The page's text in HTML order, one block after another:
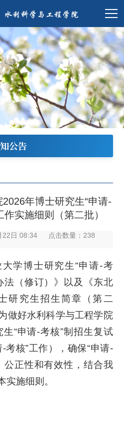
公告
年博士研究生“申请-
实施细则（第二批）
22日 08:34 点击数量： 238
学博士研究生“申请-考
法（修订）》以及《东北
研究生招生简章（第二
做好水利科学与工程学院
“申请-考核”制招生复试
考核”工作），确保“申请-
公正性和有效性，结合我
实施细则。